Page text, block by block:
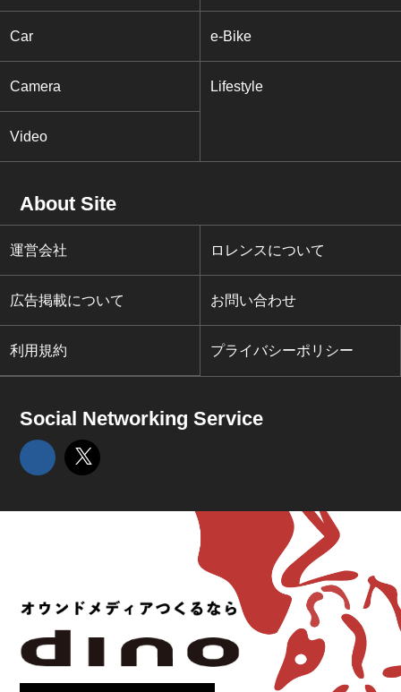
Car e-Bike
Camera Lifestyle
Video
About Site
運営会社 ロレンスについて
広告掲載について お問い合わせ
利用規約 プライバシーポリシー
Social Networking Service